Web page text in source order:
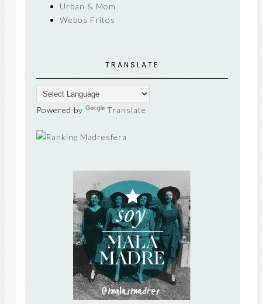
Urban & Mom
Webos Fritos
TRANSLATE
Powered by Translate